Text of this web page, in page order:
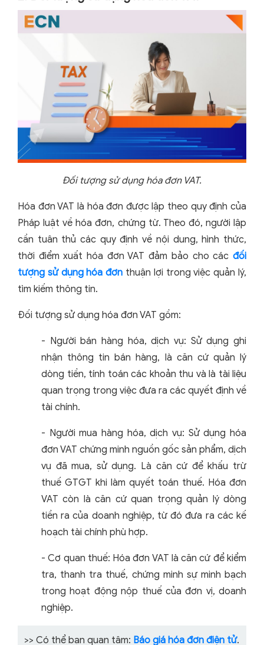
Đối tượng sử dụng hóa đơn VAT.
Hóa đơn VAT là hóa đơn được lập theo quy định của
Pháp luật về hóa đơn, chứng từ. Theo đó, người lập
cần tuân thủ các quy định về nội dung, hình thức,
thời điểm xuất hóa đơn VAT đảm bảo cho các đối
tượng sử dụng hóa đơn thuận lợi trong việc quản lý,
tìm kiếm thông tin.
Đối tượng sử dụng hóa đơn VAT gồm:
- Người bán hàng hóa, dịch vụ: Sử dụng ghi
nhận thông tin bán hàng, là căn cứ quản lý
dòng tiền, tính toán các khoản thu và là tài liệu
quan trọng trong việc đưa ra các quyết định về
tài chính.
- Người mua hàng hóa, dịch vụ: Sử dụng hóa
đơn VAT chứng minh nguồn gốc sản phẩm, dịch
vụ đã mua, sử dụng. Là căn cứ để khấu trừ
thuế GTGT khi làm quyết toán thuế. Hóa đơn
VAT còn là căn cứ quan trọng quản lý dòng
tiền ra của doanh nghiệp, từ đó đưa ra các kế
hoạch tài chính phù hợp.
- Cơ quan thuế: Hóa đơn VAT là căn cứ để kiểm
tra, thanh tra thuế, chứng minh sự minh bạch
trong hoạt động nộp thuế của đơn vị, doanh
nghiệp.
>> Có thể bạn quan tâm: Báo giá hóa đơn điện tử.